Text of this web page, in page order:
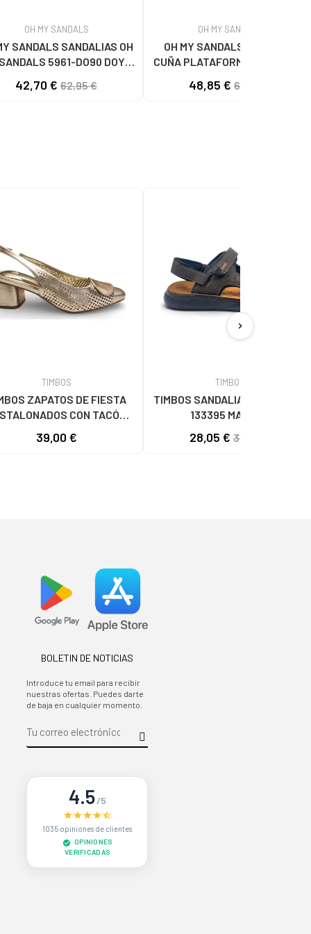
OH MY SANDALS
SANDALS SANDALIAS OH
5961-DO90 DOYA
42,70 € 62,95 €
OH MY SANDALS
OH MY SANDALS SANDALIA
CUÑA PLATAFORMA DOYA 5993
48,85 € 62,95 €
TIMBOS
ZAPATOS DE FIESTA
CON TACÓN
AMARILLO
39,00 €
TIMBOS
TIMBOS SANDALIA BIO HOMBRE
133395 MARRóN
28,05 € 33,00 €
chevron_right
BOLETIN DE NOTICIAS
Introduce tu email para recibir
nuestras ofertas. Puedes darte
de baja en cualquier momento.
4.5/5
1035 opiniones de clientes
OPINIONES
VERIFICADAS